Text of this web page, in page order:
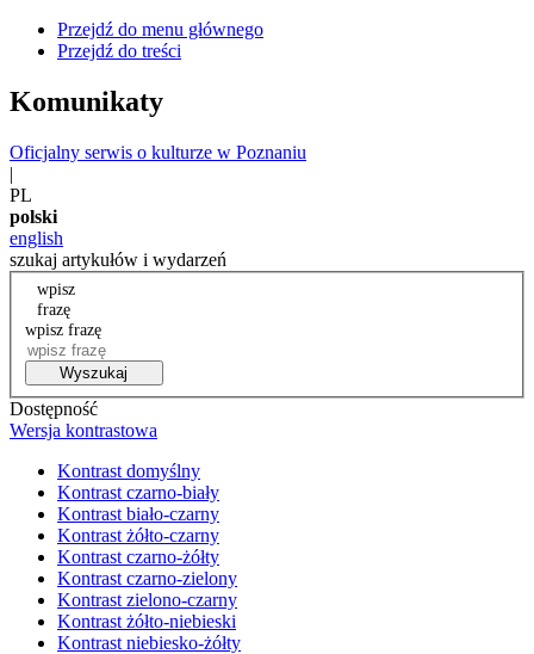
Przejdź do menu głównego
Przejdź do treści
Komunikaty
Oficjalny serwis o kulturze w Poznaniu
|
PL
polski
english
szukaj artykułów i wydarzeń
wpisz
frazę
wpisz frazę
Wyszukaj
Dostępność
Wersja kontrastowa
Kontrast domyślny
Kontrast czarno-biały
Kontrast biało-czarny
Kontrast żółto-czarny
Kontrast czarno-żółty
Kontrast czarno-zielony
Kontrast zielono-czarny
Kontrast żółto-niebieski
Kontrast niebiesko-żółty